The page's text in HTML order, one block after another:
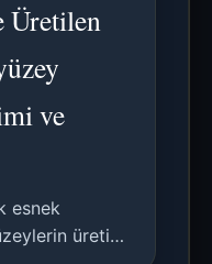
Üretilen
ve
esnek
üretimi